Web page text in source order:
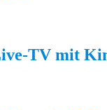
TV mit